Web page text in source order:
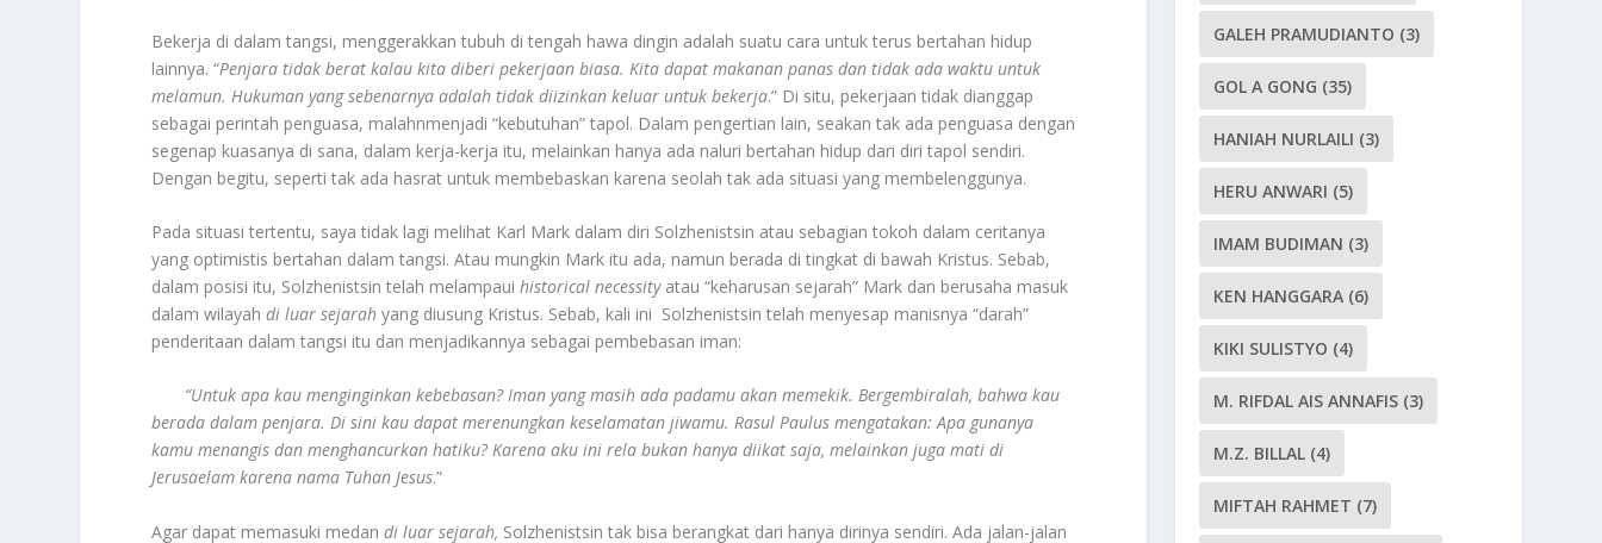
Bekerja di dalam tangsi, menggerakkan tubuh di tengah hawa dingin adalah suatu cara untuk terus bertahan hidup
lainnya. “Penjara tidak berat kalau kita diberi pekerjaan biasa. Kita dapat makanan panas dan tidak ada waktu untuk
melamun. Hukuman yang sebenarnya adalah tidak diizinkan keluar untuk bekerja.” Di situ, pekerjaan tidak dianggap
sebagai perintah penguasa, malahnmenjadi “kebutuhan” tapol. Dalam pengertian lain, seakan tak ada penguasa dengan
segenap kuasanya di sana, dalam kerja-kerja itu, melainkan hanya ada naluri bertahan hidup dari diri tapol sendiri.
Dengan begitu, seperti tak ada hasrat untuk membebaskan karena seolah tak ada situasi yang membelenggunya.
Pada situasi tertentu, saya tidak lagi melihat Karl Mark dalam diri Solzhenistsin atau sebagian tokoh dalam ceritanya
yang optimistis bertahan dalam tangsi. Atau mungkin Mark itu ada, namun berada di tingkat di bawah Kristus. Sebab,
dalam posisi itu, Solzhenistsin telah melampauihistorical necessityatau “keharusan sejarah” Mark dan berusaha masuk
dalam wilayahdi luar sejarah yang diusung Kristus. Sebab, kali ini Solzhenistsin telah menyesap manisnya “darah”
penderitaan dalam tangsi itu dan menjadikannya sebagai pembebasan iman:
“Untuk apa kau menginginkan kebebasan? Iman yang masih ada padamu akan memekik. Bergembiralah, bahwa kau
berada dalam penjara. Di sini kau dapat merenungkan keselamatan jiwamu. Rasul Paulus mengatakan: Apa gunanya
kamu menangis dan menghancurkan hatiku? Karena aku ini rela bukan hanya diikat saja, melainkan juga mati di
Jerusaelam karena nama Tuhan Jesus.”
Agar dapat memasuki medan di luar sejarah, Solzhenistsin tak bisa berangkat dari hanya dirinya sendiri. Ada jalan-jalan
GALEH PRAMUDIANTO (3)
GOL A GONG (35)
HANIAH NURLAILI (3)
HERU ANWARI (5)
IMAM BUDIMAN (3)
KEN HANGGARA (6)
KIKI SULISTYO (4)
M. RIFDAL AIS ANNAFIS (3)
M.Z. BILLAL (4)
MIFTAH RAHMET (7)